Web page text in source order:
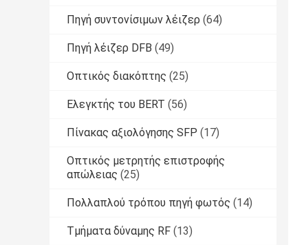
Πηγή συντονίσιμων λέιζερ (64)
Πηγή λέιζερ DFB (49)
Οπτικός διακόπτης (25)
Ελεγκτής του BERT (56)
Πίνακας αξιολόγησης SFP (17)
Οπτικός μετρητής επιστροφής
απώλειας (25)
Πολλαπλού τρόπου πηγή φωτός (14)
Τμήματα δύναμης RF (13)